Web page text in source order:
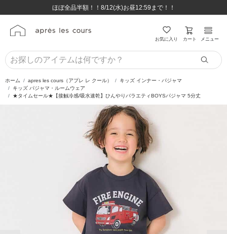
8,800円(税込)以上のお買い物で送料無料♪
ほぼ全品半額！！8/12(水)お昼12:59まで！！
8,800円(税込)以上のお買い物で送料無料♪
ほぼ全品半額！！8/12(水)お昼12:59まで！！
お気に入り カート メニュー
ホーム apres les cours（アプレ レ クール）
キッズ インナー・パジャマ
キッズ パジャマ・ルームウェア
★タイムセール★【接触冷感/吸水速乾】ひんやりバラエティBOYSパジャマ 5分丈